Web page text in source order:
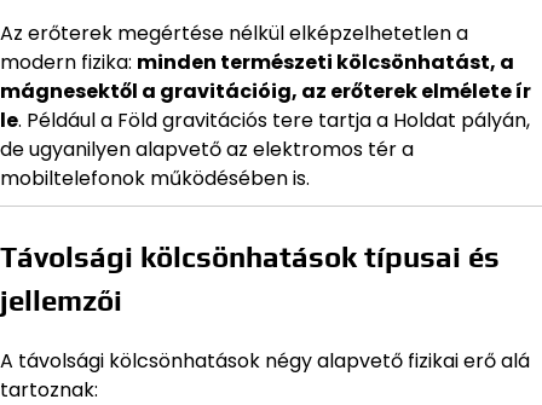
Az erőterek megértése nélkül elképzelhetetlen a
modern fizika: minden természeti kölcsönhatást, a
mágnesektől a gravitációig, az erőterek elmélete ír
le. Például a Föld gravitációs tere tartja a Holdat pályán,
de ugyanilyen alapvető az elektromos tér a
mobiltelefonok működésében is.
Távolsági kölcsönhatások típusai és
jellemzői
A távolsági kölcsönhatások négy alapvető fizikai erő alá
tartoznak: